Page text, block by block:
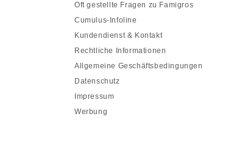
Oft gestellte Fragen zu Famigros
Cumulus-Infoline
Kundendienst & Kontakt
Rechtliche Informationen
Allgemeine Geschäftsbedingungen
Datenschutz
Impressum
Werbung